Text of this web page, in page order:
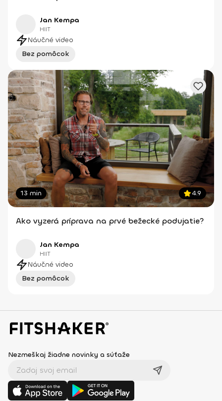
Jan Kempa
HIIT
Náučné video
Bez pomôcok
13 min 4.9
Ako vyzerá príprava na prvé bežecké podujatie?
Jan Kempa
HIIT
Náučné video
Bez pomôcok
Nezmeškaj žiadne novinky a súťaže